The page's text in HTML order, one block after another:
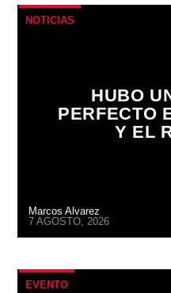
NOTICIAS
HUBO
PERFECTO
Y EL
Marcos Alvarez
7 AGOSTO, 2026
EVENTO